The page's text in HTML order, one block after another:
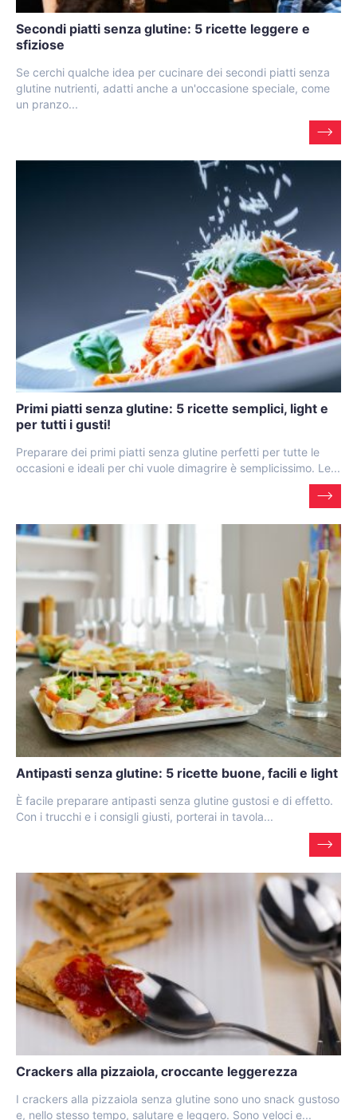
Secondi piatti senza glutine: 5 ricette leggere e
sfiziose
Se cerchi qualche idea per cucinare dei secondi piatti senza
glutine nutrienti, adatti anche a un'occasione speciale, come
un pranzo...
Primi piatti senza glutine: 5 ricette semplici, light e
per tutti i gusti!
Preparare dei primi piatti senza glutine perfetti per tutte le
occasioni e ideali per chi vuole dimagrire è semplicissimo. Le...
Antipasti senza glutine: 5 ricette buone, facili e light
È facile preparare antipasti senza glutine gustosi e di effetto.
Con i trucchi e i consigli giusti, porterai in tavola...
Crackers alla pizzaiola, croccante leggerezza
I crackers alla pizzaiola senza glutine sono uno snack gustoso
e, nello stesso tempo, salutare e leggero. Sono veloci e...